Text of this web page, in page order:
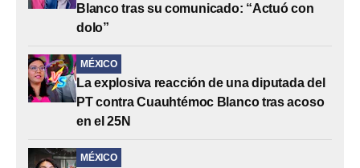
Blanco tras su comunicado: “Actuó con
dolo”
MÉXICO
La explosiva reacción de una diputada del
PT contra Cuauhtémoc Blanco tras acoso
en el 25N
MÉXICO